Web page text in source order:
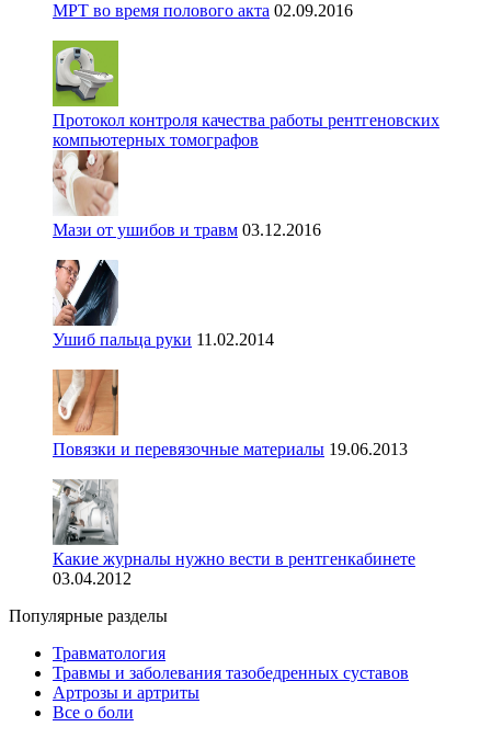
МРТ во время полового акта 02.09.2016
Протокол контроля качества работы рентгеновских
компьютерных томографов
Мази от ушибов и травм 03.12.2016
Ушиб пальца руки 11.02.2014
Повязки и перевязочные материалы 19.06.2013
Какие журналы нужно вести в рентгенкабинете
03.04.2012
Популярные разделы
Травматология
Травмы и заболевания тазобедренных суставов
Артрозы и артриты
Все о боли